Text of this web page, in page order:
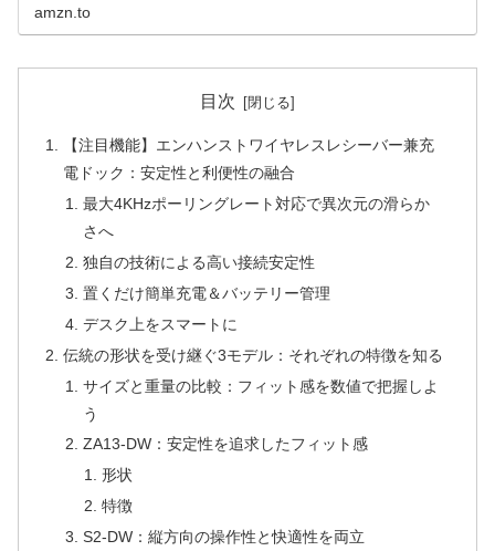
amzn.to
目次
【注目機能】エンハンストワイヤレスレシーバー兼充
電ドック：安定性と利便性の融合
最大4KHzポーリングレート対応で異次元の滑らか
さへ
独自の技術による高い接続安定性
置くだけ簡単充電＆バッテリー管理
デスク上をスマートに
伝統の形状を受け継ぐ3モデル：それぞれの特徴を知る
サイズと重量の比較：フィット感を数値で把握しよ
う
ZA13-DW：安定性を追求したフィット感
形状
特徴
S2-DW：縦方向の操作性と快適性を両立